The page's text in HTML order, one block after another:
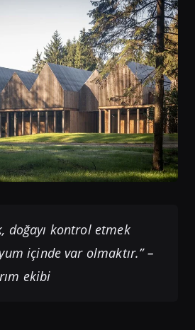
doğayı kontrol etmek
içinde var olmaktır.”–
ekibi